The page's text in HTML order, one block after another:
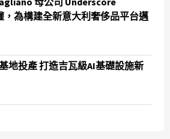
為構建全新意大利奢侈品平台邁
地投產 打造吉瓦級AI基礎設施新